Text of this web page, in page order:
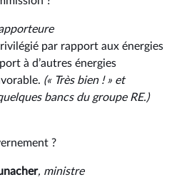
par rapport aux énergies
à d’autres énergies
(« Très bien ! » et
bancs du groupe RE.)
?
, ministre